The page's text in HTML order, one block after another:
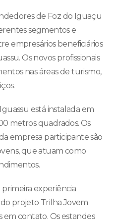
de Foz do Iguaçu
segmentos e
empresários beneficiários
Os novos profissionais
nas áreas de turismo,
está instalada em
metros quadrados. Os
empresa participante são
que atuam como
experiência
projeto Trilha Jovem
em contato. Os estandes